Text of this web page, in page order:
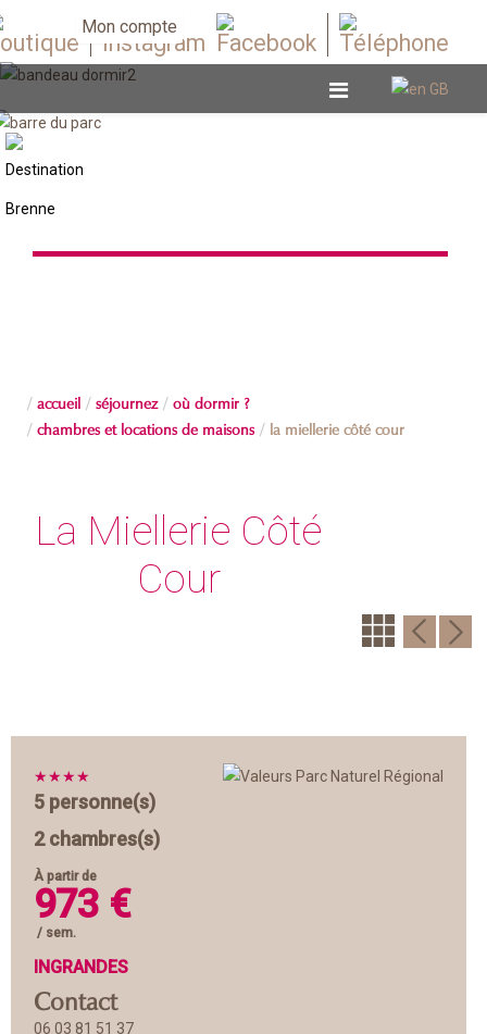
Mon compte
accueil séjournez où dormir ?
chambres et locations de maisons la miellerie côté cour
La Miellerie Côté
Cour
★★★★
5 personne(s)
2 chambres(s)
À partir de
973 €
/ sem.
INGRANDES
Contact
06 03 81 51 37